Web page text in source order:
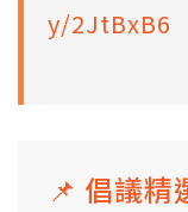
y/2JtBxB6
📌 倡議精